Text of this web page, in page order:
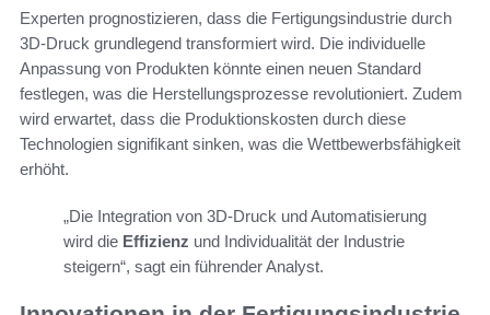
Experten prognostizieren, dass die Fertigungsindustrie durch
3D-Druck grundlegend transformiert wird. Die individuelle
Anpassung von Produkten könnte einen neuen Standard
festlegen, was die Herstellungsprozesse revolutioniert. Zudem
wird erwartet, dass die Produktionskosten durch diese
Technologien signifikant sinken, was die Wettbewerbsfähigkeit
erhöht.
„Die Integration von 3D-Druck und Automatisierung
wird die Effizienz und Individualität der Industrie
steigern“, sagt ein führender Analyst.